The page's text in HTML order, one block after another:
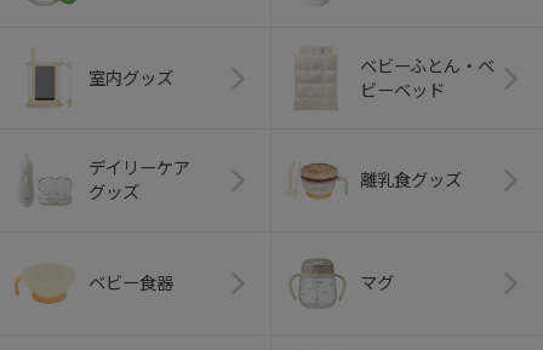
室内グッズ
ベビーふとん・ベ
ビーベッド
デイリーケア
グッズ
離乳食グッズ
ベビー食器 マグ